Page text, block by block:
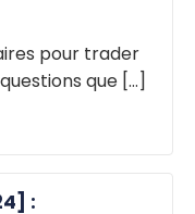
pour trader
que [...]
: